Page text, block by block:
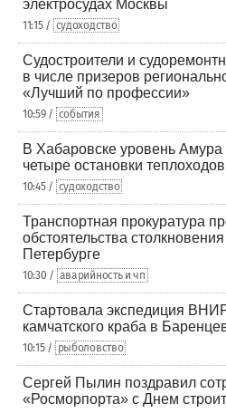
электросудах Москвы
11:15 / судоходство
Судостроители и
в числе призеров
«Лучший по профессии»
10:59 / события
В Хабаровске уровень Амура
четыре остановки
10:45 / судоходство
Транспортная прокуратура
обстоятельства
Петербурге
10:30 / аварийность и чп
Стартовала экспедиция
камчатского краба в
10:15 / рыболовство
Сергей Пылин поздравил
«Росморпорта» с Днем